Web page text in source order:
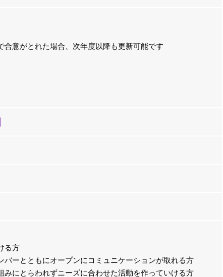
意がとれた場合、次年度以降も更新可能です
る方
バーとともにオープンにコミュニケーションが取れる方
みにとらわれずニーズに合わせた活動を作っていける方